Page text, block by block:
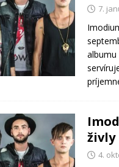
7.
živly
4.